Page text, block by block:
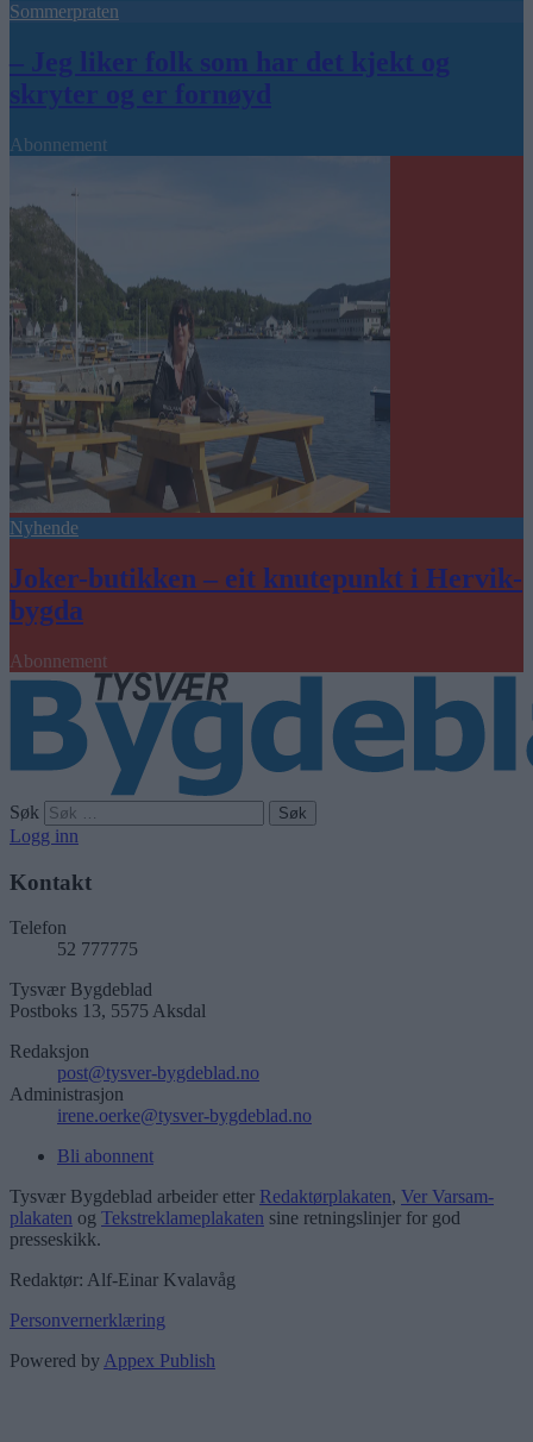
Sommerpraten
– Jeg liker folk som har det kjekt og
skryter og er fornøyd
Abonnement
Nyhende
Joker-butikken – eit knutepunkt i Hervik-
bygda
Abonnement
Søk
Logg inn
Kontakt
Telefon
52 777775
Tysvær Bygdeblad
Postboks 13, 5575 Aksdal
Redaksjon
post@tysver-bygdeblad.no
Administrasjon
irene.oerke@tysver-bygdeblad.no
Bli abonnent
Tysvær Bygdeblad arbeider etter Redaktørplakaten, Ver Varsam-
plakaten og Tekstreklameplakaten sine retningslinjer for god
presseskikk.
Redaktør: Alf-Einar Kvalavåg
Personvernerklæring
Powered byAppex Publish